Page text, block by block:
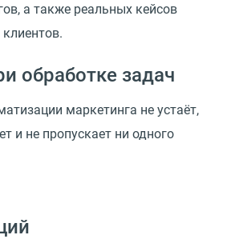
а также реальных кейсов
обработке задач
маркетинга не устаёт,
и не пропускает ни одного